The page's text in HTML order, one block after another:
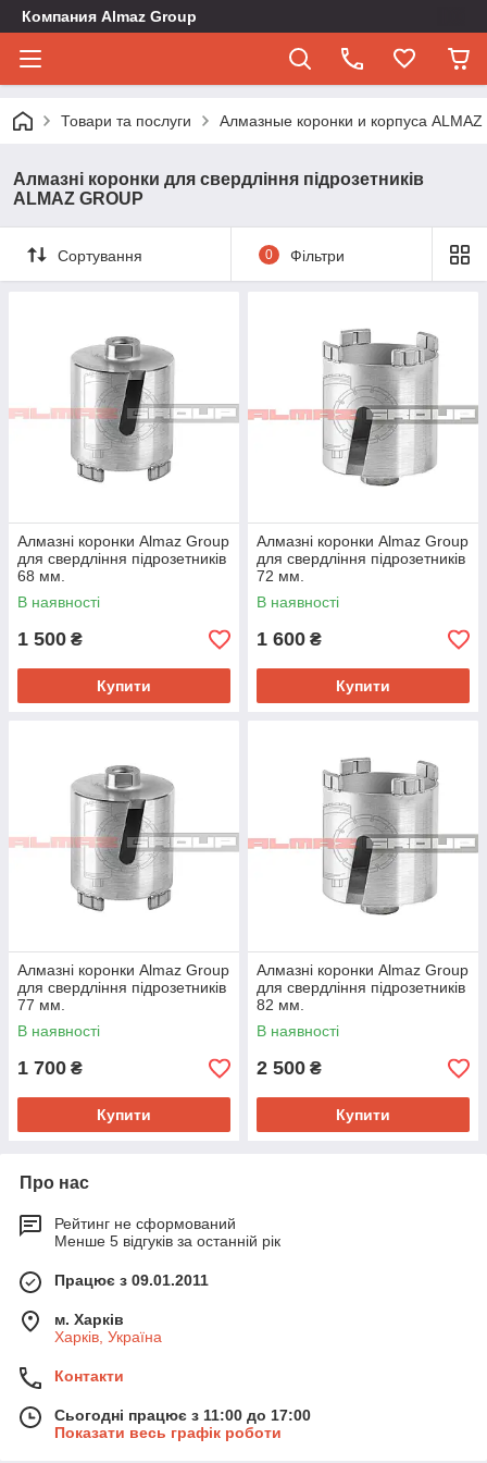
Компания Almaz Group
Товари та послуги Алмазные коронки и корпуса ALMAZ
Алмазні коронки для свердління підрозетників
ALMAZ GROUP
Сортування 0 Фільтри
Алмазні коронки Almaz Group
для свердління підрозетників
68 мм.
В наявності
1 500 ₴
Купити
Алмазні коронки Almaz Group
для свердління підрозетників
72 мм.
В наявності
1 600 ₴
Купити
Алмазні коронки Almaz Group
для свердління підрозетників
77 мм.
В наявності
1 700 ₴
Купити
Алмазні коронки Almaz Group
для свердління підрозетників
82 мм.
В наявності
2 500 ₴
Купити
Про нас
Рейтинг не сформований
Менше 5 відгуків за останній рік
Працює з 09.01.2011
м. Харків
Харків, Україна
Контакти
Сьогодні працює з 11:00 до 17:00
Показати весь графік роботи